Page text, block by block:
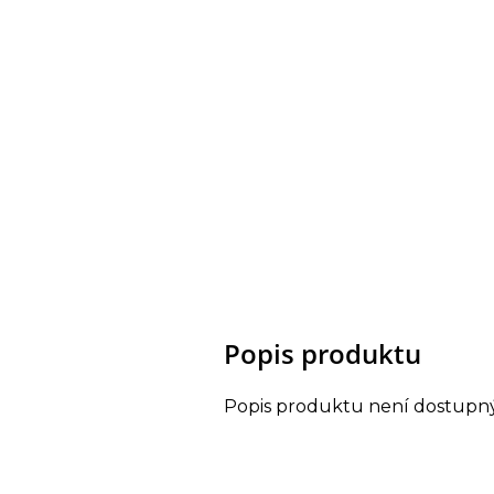
Popis produktu
Popis produktu není